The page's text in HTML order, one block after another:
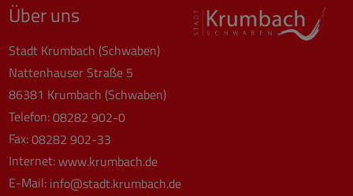
Über uns
Stadt Krumbach (Schwaben)
Nattenhauser Straße 5
86381 Krumbach (Schwaben)
Telefon:08282 902-0
Fax:08282 902-33
Internet:www.krumbach.de
E-Mail: info@stadt.krumbach.de